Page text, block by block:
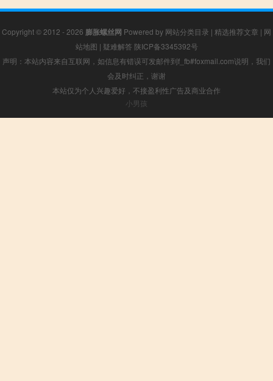
Copyright © 2012 - 2026 膨胀螺丝网 Powered by 网站分类目录 | 精选推荐文章 | 网
站地图 | 疑难解答 陕ICP备3345392号
声明：本站内容来自互联网，如信息有错误可发邮件到f_fb#foxmail.com说明，我们
会及时纠正，谢谢
本站仅为个人兴趣爱好，不接盈利性广告及商业合作
小男孩